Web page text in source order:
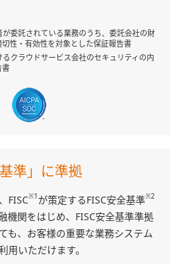
委託されている業務のうち、委託会社の財
性・有効性を対象とした保証報告書
クラウドサービス会社のセキュリティの内
書
準」に準拠
FISC※1 が策定するFISC安全基準※2
機関をはじめ、FISC安全基準準拠
も、お客様の重要な業務システム
用いただけます。